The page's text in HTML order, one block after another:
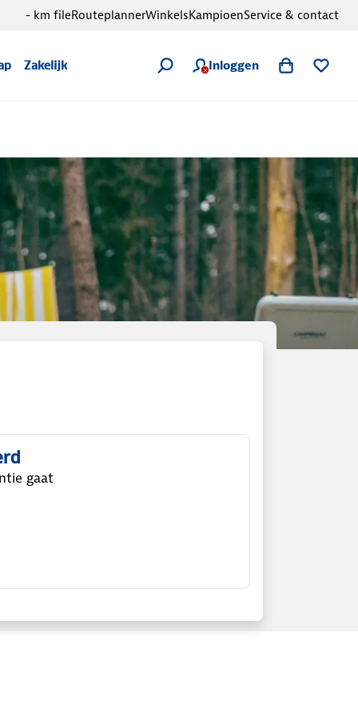
Zakelijk Inloggen
- km fileRouteplannerWinkelsKampioenService & contact
gaat